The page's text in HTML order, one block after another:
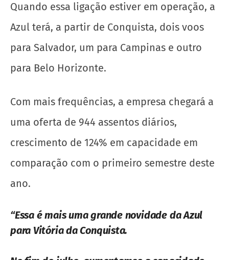
Quando essa ligação estiver em operação, a
Azul terá, a partir de Conquista, dois voos
para Salvador, um para Campinas e outro
para Belo Horizonte.
Com mais frequências, a empresa chegará a
uma oferta de 944 assentos diários,
crescimento de 124% em capacidade em
comparação com o primeiro semestre deste
ano.
“Essa é mais uma grande novidade da Azul
para Vitória da Conquista.